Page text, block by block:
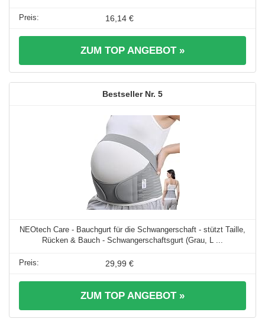
16,14 €
ZUM TOP ANGEBOT »
5
NEOtech Care - Bauchgurt für die Schwangerschaft - stützt Taille,
Rücken & Bauch - Schwangerschaftsgurt (Grau, L ...
29,99 €
ZUM TOP ANGEBOT »